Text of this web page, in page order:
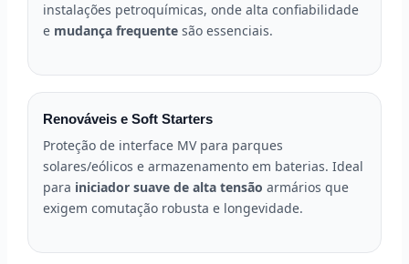
instalações petroquímicas, onde alta confiabilidade
e mudança frequente são essenciais.
Renováveis e Soft Starters
Proteção de interface MV para parques
solares/eólicos e armazenamento em baterias. Ideal
para iniciador suave de alta tensão armários que
exigem comutação robusta e longevidade.